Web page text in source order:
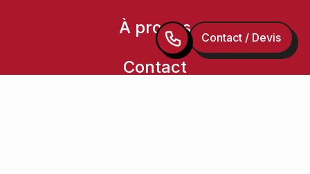
À propos
Contact
Contact / Devis